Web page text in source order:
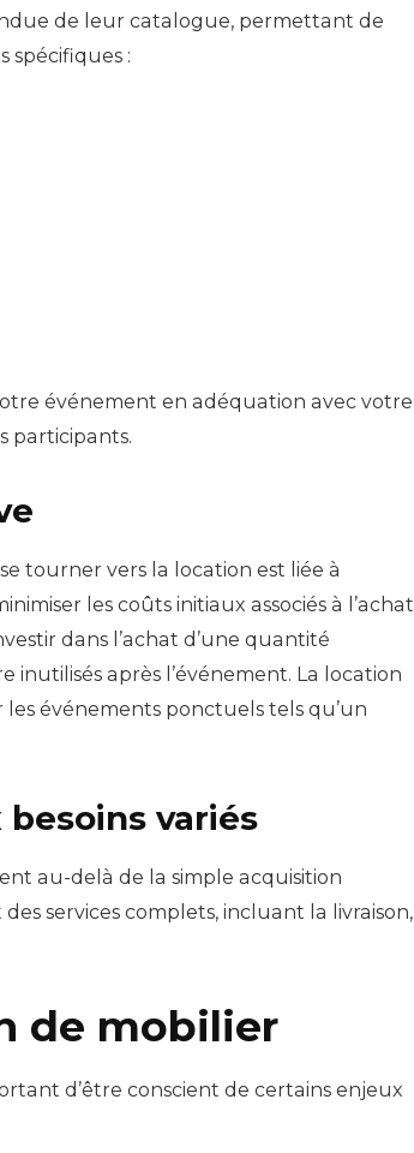
de leur catalogue, permettant de
spécifiques :
événement en adéquation avec votre
participants.
tourner vers la location est liée à
les coûts initiaux associés à l’achat
dans l’achat d’une quantité
inutilisés après l’événement. La location
événements ponctuels tels qu’un
variés
au-delà de la simple acquisition
services complets, incluant la livraison,
de mobilier
d’être conscient de certains enjeux